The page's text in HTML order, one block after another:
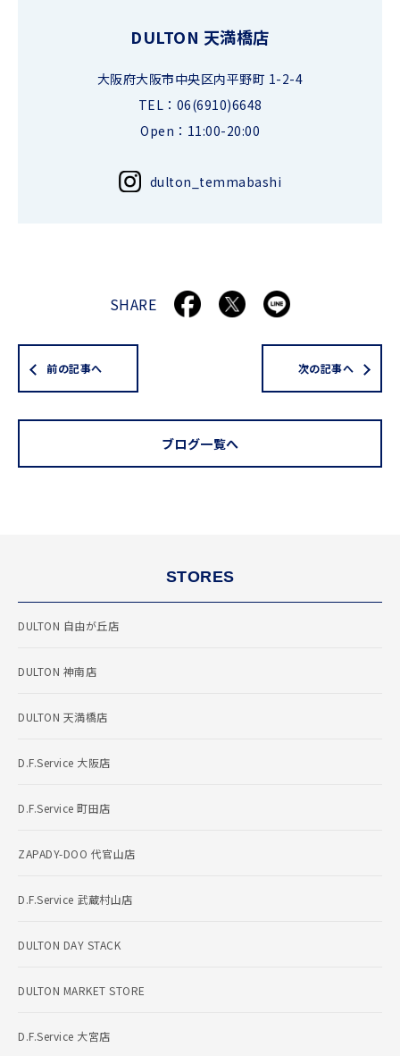
DULTON 天満橋店
大阪府大阪市中央区内平野町 1-2-4
TEL：06(6910)6648
Open：11:00-20:00
dulton_temmabashi
SHARE
前の記事へ
ブログ一覧へ
次の記事へ
STORES
DULTON 自由が丘店
DULTON 神南店
DULTON 天満橋店
D.F.Service 大阪店
D.F.Service 町田店
ZAPADY-DOO 代官山店
D.F.Service 武蔵村山店
DULTON DAY STACK
DULTON MARKET STORE
D.F.Service 大宮店